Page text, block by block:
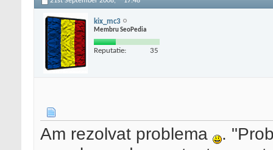
kix_mc3
Membru SeoPedia
Reputatie: 35
Am rezolvat problema
.